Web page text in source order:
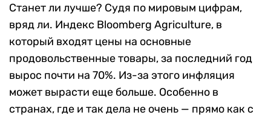
Станет ли лучше? Судя по мировым цифрам,
вряд ли. Индекс Bloomberg Agriculture, в
который входят цены на основные
продовольственные товары, за последний год
вырос почти на 70%. Из-за этого инфляция
может вырасти еще больше. Особенно в
странах, где и так дела не очень — прямо как с